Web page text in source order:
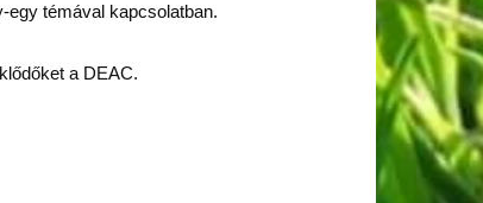
egy témával kapcsolatban.
a DEAC.